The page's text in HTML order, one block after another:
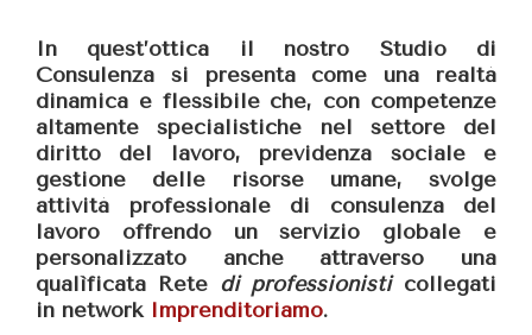
In quest’ottica il nostro Studio di
Consulenza si presenta come una realtà
dinamica e flessibile che, con competenze
altamente specialistiche nel settore del
diritto del lavoro, previdenza sociale e
gestione delle risorse umane, svolge
attività professionale di consulenza del
lavoro offrendo un servizio globale e
personalizzato anche attraverso una
qualìficata Rete di professionisti collegati
in network Imprenditoriamo.